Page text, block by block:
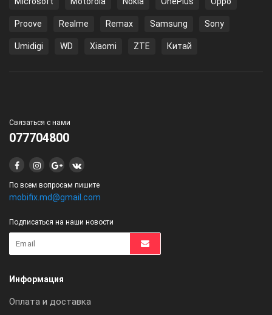
Proove Realme Remax Samsung Sony
Umidigi WD Xiaomi ZTE Китай
Связаться с нами
077704800
По всем вопросам пишите
mobifix.md@gmail.com
Подписаться на наши новости
Информация
Оплата и доставка